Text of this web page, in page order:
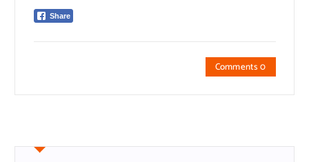
Share
Comments 0